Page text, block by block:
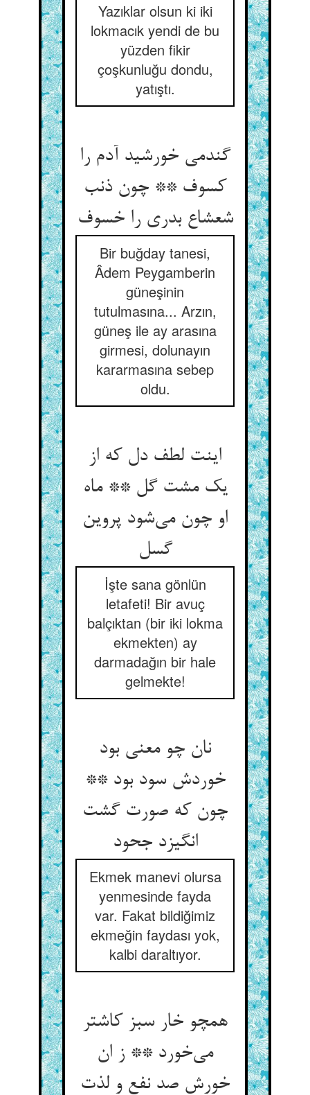
Yazıklar olsun ki iki
lokmacık yendi de bu
yüzden fikir
çoşkunluğu dondu,
yatıştı.
گندمی خورشید آدم را
کسوف ** چون ذنب
شعشاع بدری را خسوف‌‌
Bir buğday tanesi,
Âdem Peygamberin
güneşinin
tutulmasına... Arzın,
güneş ile ay arasına
girmesi, dolunayın
kararmasına sebep
oldu.
اینت لطف دل که از
یک مشت گل ** ماه
او چون می‌‌شود پروین
گسل‌‌
İşte sana gönlün
letafeti! Bir avuç
balçıktan (bir iki lokma
ekmekten) ay
darmadağın bir hale
gelmekte!
نان چو معنی بود
خوردش سود بود **
چون که صورت گشت
انگیزد جحود
Ekmek manevi olursa
yenmesinde fayda
var. Fakat bildiğimiz
ekmeğin faydası yok,
kalbi daraltıyor.
همچو خار سبز کاشتر
می‌‌خورد ** ز ان
خورش صد نفع و لذت